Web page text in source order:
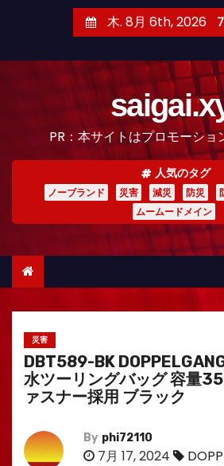
木. 8月 6th, 2026
PR：本サイトはプロモーショ
人気のタグ
ノーブランド 災害 減災 防災
ムームードメイン
災害
DBT589-BK
水ツーリングバッグ 容量
ァスナー採用 ブラック
By phi72110
7月 17, 2024